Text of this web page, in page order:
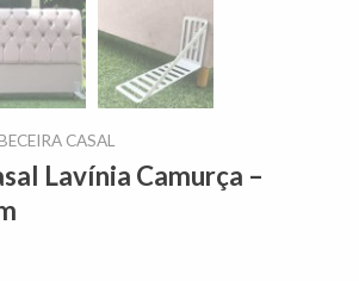
CASAL
Lavínia Camurça –